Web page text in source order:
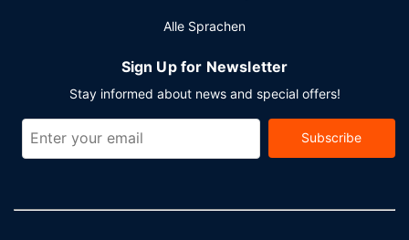
Alle Sprachen
Sign Up for Newsletter
Stay informed about news and special offers!
Subscribe